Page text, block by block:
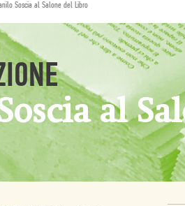
Soscia al Salone del Libro
al